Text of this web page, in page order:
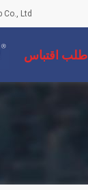
Ltd.
طلب اقتباس